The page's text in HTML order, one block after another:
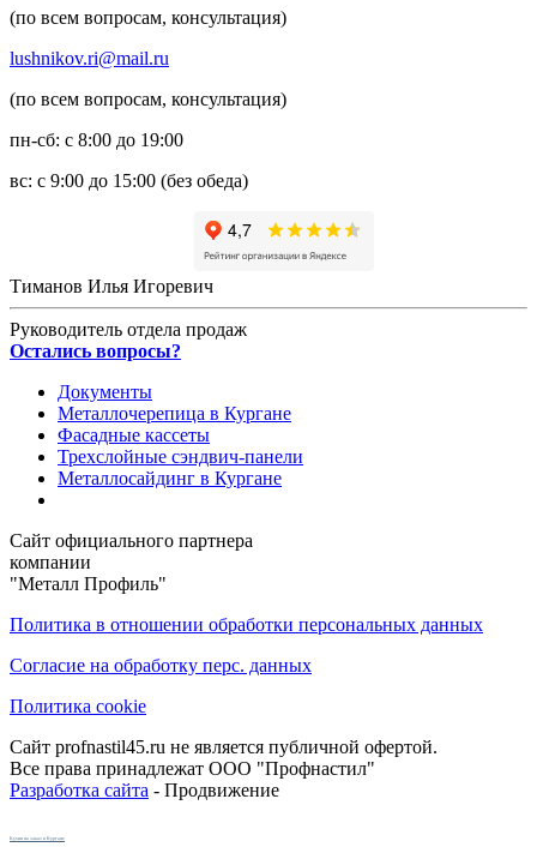
(по всем вопросам, консультация)
lushnikov.ri@mail.ru
(по всем вопросам, консультация)
пн-сб: с 8:00 до 19:00
вс: с 9:00 до 15:00 (без обеда)
Тиманов Илья Игоревич
Руководитель отдела продаж
Остались вопросы?
Документы
Металлочерепица в Кургане
Фасадные кассеты
Трехслойные сэндвич-панели
Металлосайдинг в Кургане
Сайт официального партнера
компании
"Металл Профиль"
Политика в отношении обработки персональных данных
Согласие на обработку перс. данных
Политика cookie
Сайт profnastil45.ru не является публичной офертой.
Все права принадлежат ООО "Профнастил"
Разработка сайта - Продвижение
Кухни на заказ в Кургане